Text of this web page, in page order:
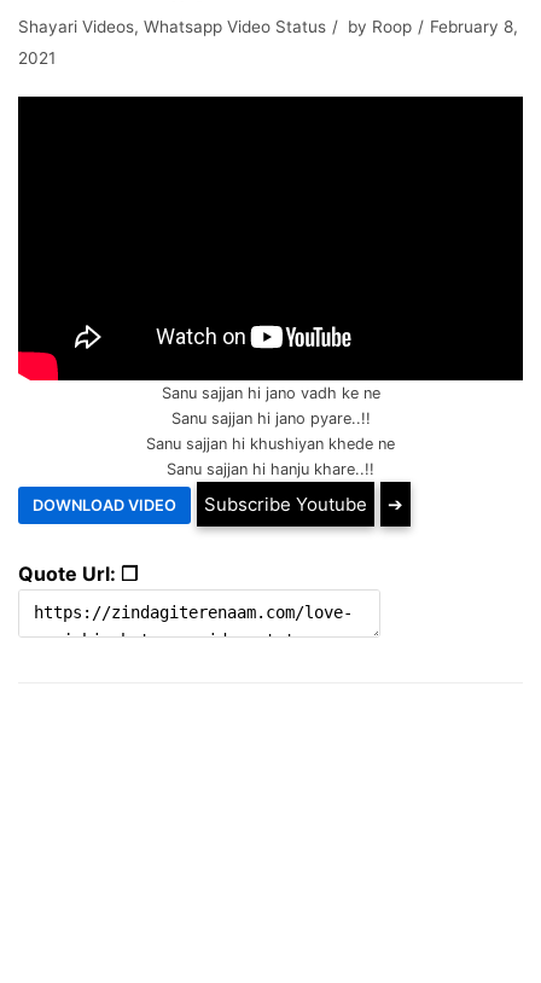
Shayari Videos, Whatsapp Video Status by Roop
February 8,
2021
Sanu sajjan hi jano vadh ke ne
Sanu sajjan hi jano pyare..!!
Sanu sajjan hi khushiyan khede ne
Sanu sajjan hi hanju khare..!!
Subscribe Youtube ➔
Quote Url: ❐